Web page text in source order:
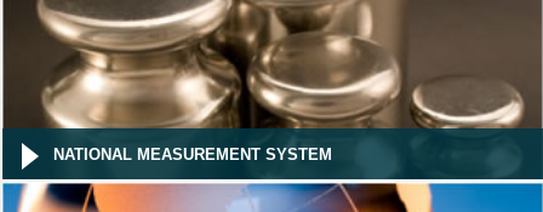
NATIONAL MEASUREMENT SYSTEM